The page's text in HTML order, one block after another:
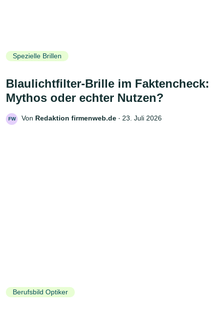
Spezielle Brillen
Blaulichtfilter-Brille im Faktencheck:
Mythos oder echter Nutzen?
FW Von Redaktion firmenweb.de ‧ 23. Juli 2026
Berufsbild Optiker